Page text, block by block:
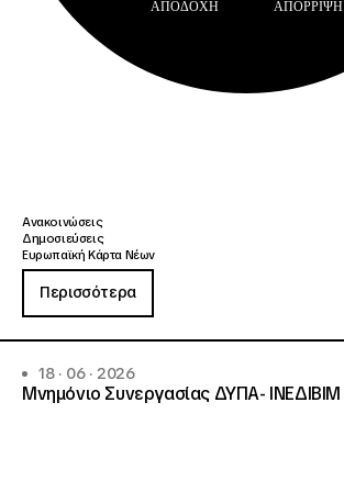
Ανακοινώσεις
Δημοσιεύσεις
Ευρωπαϊκή Κάρτα Νέων
Περισσότερα
18 · 06 · 2026
Μνημόνιο Συνεργασίας ΔΥΠΑ- ΙΝΕΔΙΒΙΜ
ΑΠΟΔΟΧΉ ΑΠΌΡΡΙΨΗ